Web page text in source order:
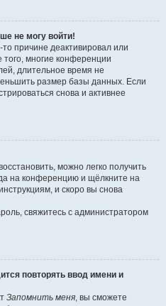
не могу войти!
причине деактивировал или
многие конференции
длительное время не
размер базы данных. Если
снова и активнее
можно легко получить
на конференцию и щёлкните на
и скоро вы снова
свяжитесь с администратором
повторять ввод имени и
Запомнить меня, вы сможете